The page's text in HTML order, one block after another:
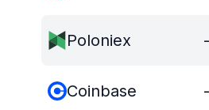
Poloniex -
Coinbase -